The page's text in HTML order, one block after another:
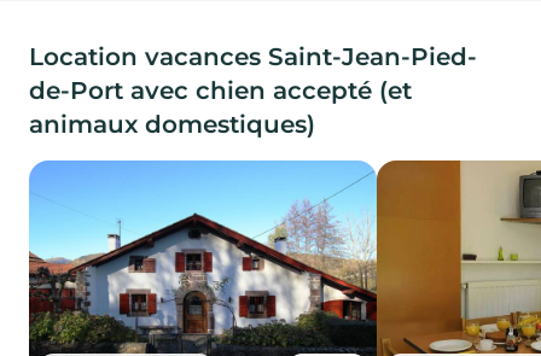
Location vacances Saint-Jean-Pied-
de-Port avec chien accepté (et
animaux domestiques)